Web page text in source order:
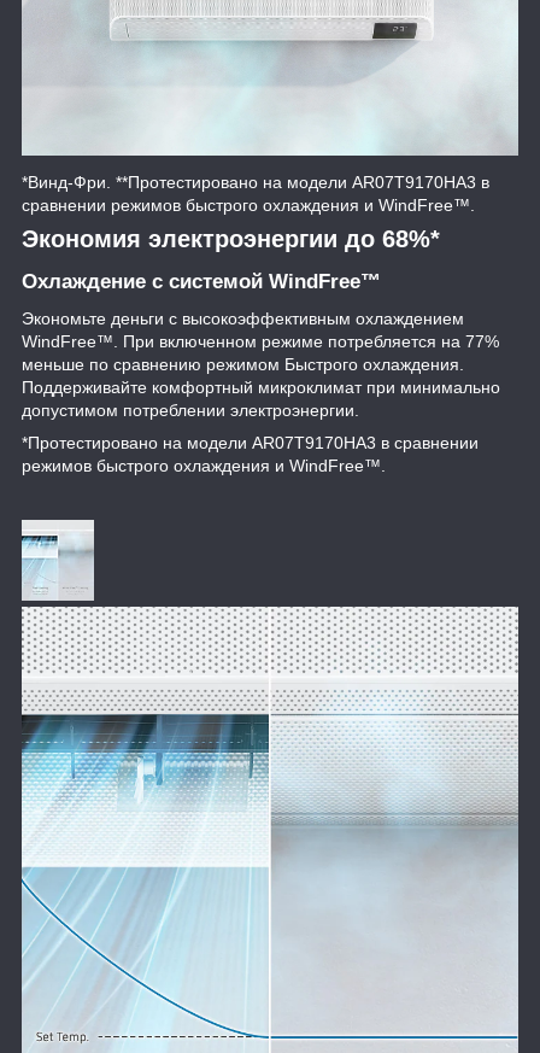
*Винд-Фри. **Протестировано на модели AR07T9170HA3 в
сравнении режимов быстрого охлаждения и WindFree™.
Экономия электроэнергии до 68%*
Охлаждение с системой WindFree™
Экономьте деньги с высокоэффективным охлаждением
WindFree™. При включенном режиме потребляется на 77%
меньше по сравнению режимом Быстрого охлаждения.
Поддерживайте комфортный микроклимат при минимально
допустимом потреблении электроэнергии.
*Протестировано на модели AR07T9170HA3 в сравнении
режимов быстрого охлаждения и WindFree™.